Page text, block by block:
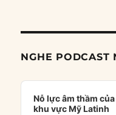
NGHE PODCAST
Audio
Player
Nỗ lực âm thầm
khu vực Mỹ Latinh